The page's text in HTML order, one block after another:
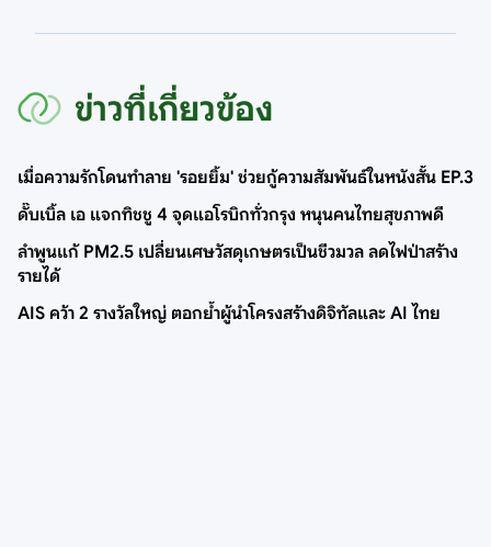
ข่าวที่เกี่ยวข้อง
เมื่อความรักโดนทำลาย 'รอยยิ้ม' ช่วยกู้ความสัมพันธ์ในหนังสั้น EP.3
ดั๊บเบิ้ล เอ แจกทิชชู 4 จุดแอโรบิกทั่วกรุง หนุนคนไทยสุขภาพดี
ลำพูนแก้ PM2.5 เปลี่ยนเศษวัสดุเกษตรเป็นชีวมวล ลดไฟป่าสร้าง
รายได้
AIS คว้า 2 รางวัลใหญ่ ตอกย้ำผู้นำโครงสร้างดิจิทัลและ AI ไทย